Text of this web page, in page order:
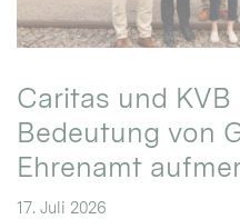
Caritas und
Bedeutung von
Ehrenamt
17. Juli 2026